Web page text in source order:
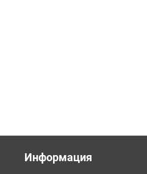
Информация